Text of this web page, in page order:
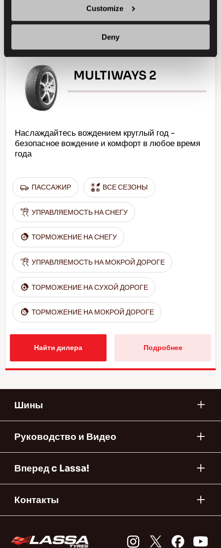
Customize
Deny
MULTIWAYS 2
Наслаждайтесь вождением круглый год -
безопасное вождение и комфорт в любое время
года
ПАССАЖИР ВСЕ СЕЗОНЫ
УПРАВЛЯЕМОСТЬ НА СНЕГУ
ТОРМОЖЕНИЕ НА СНЕГУ
УПРАВЛЯЕМОСТЬ НА МОКРОЙ ДОРОГЕ
ТОРМОЖЕНИЕ НА СУХОЙ ДОРОГЕ
ТОРМОЖЕНИЕ НА МОКРОЙ ДОРОГЕ
Найти дилера Подробнее
Шины
Руководство и Видео
Вперед c Lassa!
Контакты